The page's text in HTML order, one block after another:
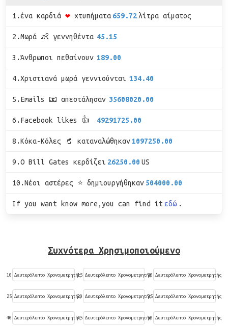
1.ένα καρδιά ❤ χτυπήματα 659.72 λίτρα αίματος
2.Μωρά 👶 γεννηθέντα 45.15
3.Άνθρωποι πεθαίνουν 189.00
4.Χριστιανά μωρά γεννιούνται 134.40
5.Emails 📧 απεστάλησαν 35608020.00
6.Facebook likes 👍 49291725.00
8.Κόκα-Κόλες 🥤 καταναλώθηκαν1097250.00
9.Ο Bill Gates κερδίζει 26250.00 US
10.Νέοι αστέρες ⭐ δημιουργήθηκαν 504000.00
If you want know more,you can find it εδώ .
Συχνότερα Χρησιμοποιούμενο
10 Δευτερόλεπτο Χρονομετρητής15 Δευτερόλεπτο Χρονομετρητής20 Δευτερόλεπτο Χρονομετρητής
25 Δευτερόλεπτο Χρονομετρητής30 Δευτερόλεπτο Χρονομετρητής35 Δευτερόλεπτο Χρονομετρητής
40 Δευτερόλεπτο Χρονομετρητής45 Δευτερόλεπτο Χρονομετρητής50 Δευτερόλεπτο Χρονομετρητής